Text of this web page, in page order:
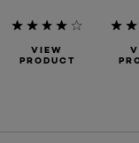
VIEW
PRODUCT